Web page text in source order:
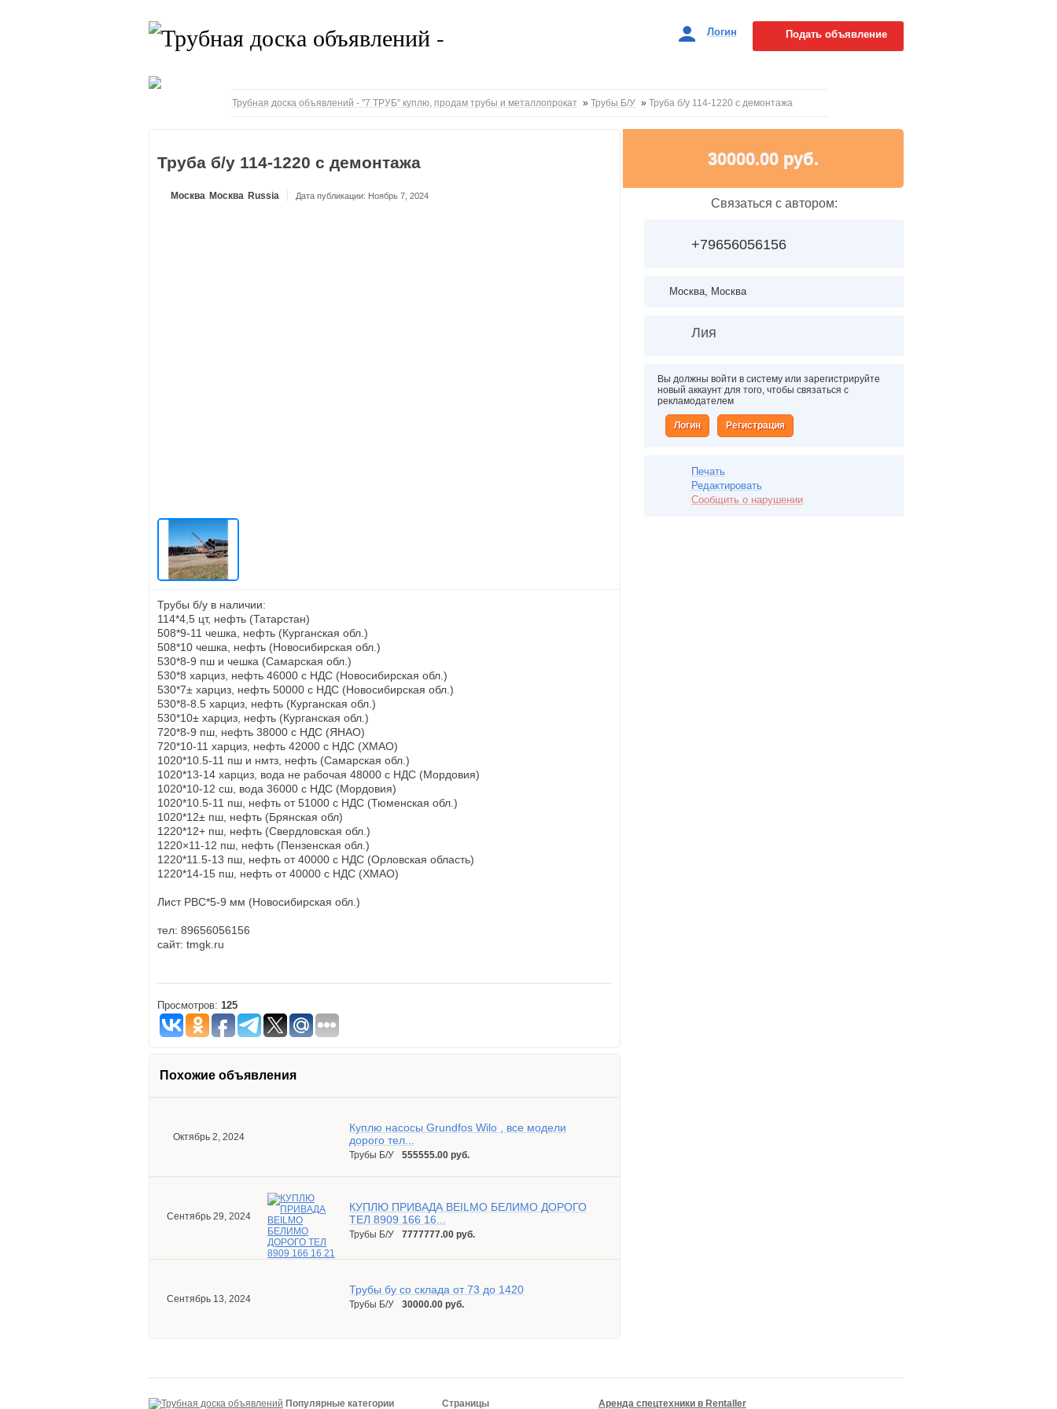
Логин Подать объявление
Трубная доска объявлений - "7 ТРУБ" куплю, продам трубы и металлопрокат » Трубы Б/У » Труба б/у 114-1220 с демонтажа
Труба б/у 114-1220 с демонтажа
Москва Москва Russia Дата публикации: Ноябрь 7, 2024
Трубы б/у в наличии:
114*4,5 цт, нефть (Татарстан)
508*9-11 чешка, нефть (Курганская обл.)
508*10 чешка, нефть (Новосибирская обл.)
530*8-9 пш и чешка (Самарская обл.)
530*8 харциз, нефть 46000 с НДС (Новосибирская обл.)
530*7± харциз, нефть 50000 с НДС (Новосибирская обл.)
530*8-8.5 харциз, нефть (Курганская обл.)
530*10± харциз, нефть (Курганская обл.)
720*8-9 пш, нефть 38000 с НДС (ЯНАО)
720*10-11 харциз, нефть 42000 с НДС (ХМАО)
1020*10.5-11 пш и нмтз, нефть (Самарская обл.)
1020*13-14 харциз, вода не рабочая 48000 с НДС (Мордовия)
1020*10-12 сш, вода 36000 с НДС (Мордовия)
1020*10.5-11 пш, нефть от 51000 с НДС (Тюменская обл.)
1020*12± пш, нефть (Брянская обл)
1220*12+ пш, нефть (Свердловская обл.)
1220×11-12 пш, нефть (Пензенская обл.)
1220*11.5-13 пш, нефть от 40000 с НДС (Орловская область)
1220*14-15 пш, нефть от 40000 с НДС (ХМАО)
Лист РВС*5-9 мм (Новосибирская обл.)
тел: 89656056156
сайт: tmgk.ru
Просмотров: 125
Похожие объявления
Октябрь 2, 2024
Куплю насосы Grundfos Wilo , все модели
дорого тел...
Трубы Б/У 555555.00 руб.
Сентябрь 29, 2024
КУПЛЮ ПРИВАДА BEILMO БЕЛИМО ДОРОГО
ТЕЛ 8909 166 16...
Трубы Б/У 7777777.00 руб.
Сентябрь 13, 2024
Трубы бу со склада от 73 до 1420
Трубы Б/У 30000.00 руб.
30000.00 руб.
Связаться с автором:
+79656056156
Москва, Москва
Лия
Вы должны войти в систему или зарегистрируйте
новый аккаунт для того, чтобы связаться с
рекламодателем
Логин Регистрация
Печать
Редактировать
Сообщить о нарушении
Популярные категории Страницы Аренда спецтехники в Rentaller